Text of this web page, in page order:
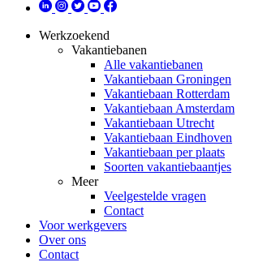
Werkzoekend
Vakantiebanen
Alle vakantiebanen
Vakantiebaan Groningen
Vakantiebaan Rotterdam
Vakantiebaan Amsterdam
Vakantiebaan Utrecht
Vakantiebaan Eindhoven
Vakantiebaan per plaats
Soorten vakantiebaantjes
Meer
Veelgestelde vragen
Contact
Voor werkgevers
Over ons
Contact